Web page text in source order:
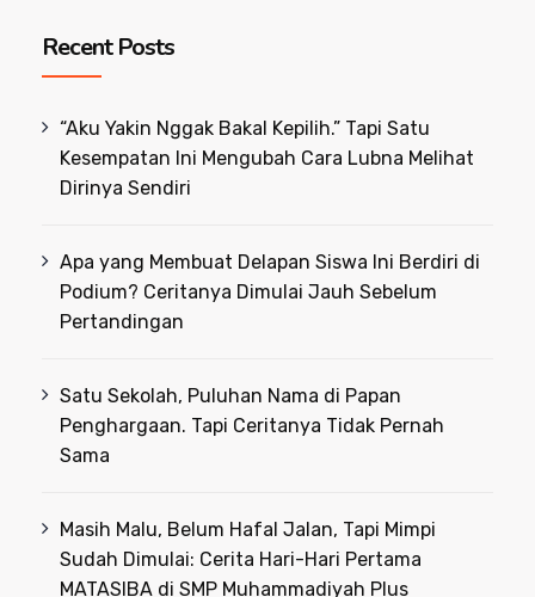
Recent Posts
“Aku Yakin Nggak Bakal Kepilih.” Tapi Satu
Kesempatan Ini Mengubah Cara Lubna Melihat
Dirinya Sendiri
Apa yang Membuat Delapan Siswa Ini Berdiri di
Podium? Ceritanya Dimulai Jauh Sebelum
Pertandingan
Satu Sekolah, Puluhan Nama di Papan
Penghargaan. Tapi Ceritanya Tidak Pernah
Sama
Masih Malu, Belum Hafal Jalan, Tapi Mimpi
Sudah Dimulai: Cerita Hari-Hari Pertama
MATASIBA di SMP Muhammadiyah Plus